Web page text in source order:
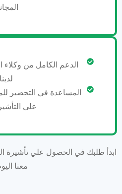
الدعم الكامل من وكلاء
المساعدة في التحضير
على
معنا